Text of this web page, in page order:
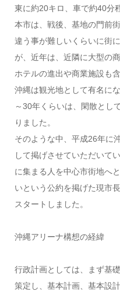
東に約20キロ、車で約40分
本市は、戦後、基地の門前
違う事が難しいくらいに街
が、近年は、近隣に大型の
ホテルの進出や商業施設も
沖縄は観光地として有名に
～30年くらいは、閑散とし
りました。
そのような中、平成26年に
して掲げさせていただいて
に集まる人を中心市街地へ
いという公約を掲げた現市
スタートしました。
沖縄アリーナ構想の経緯
行政計画としては、まず基
策定し、基本計画、基本設